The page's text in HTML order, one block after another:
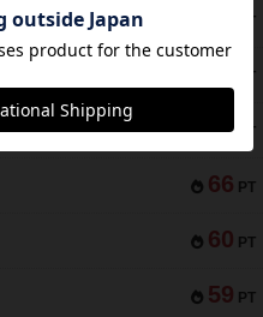
PT
PT
73 PT
66 PT
60 PT
59 PT